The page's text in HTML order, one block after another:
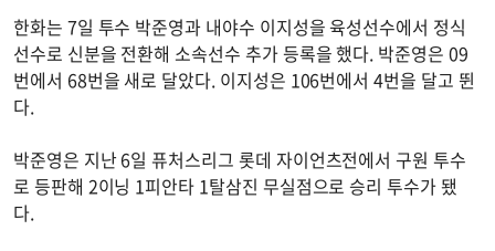
한화는 7일 투수 박준영과 내야수 이지성을 육성선수에서 정식
선수로 신분을 전환해 소속선수 추가 등록을 했다. 박준영은 09
번에서 68번을 새로 달았다. 이지성은 106번에서 4번을 달고 뛴
다.
박준영은 지난 6일 퓨처스리그 롯데 자이언츠전에서 구원 투수
로 등판해 2이닝 1피안타 1탈삼진 무실점으로 승리 투수가 됐
다.